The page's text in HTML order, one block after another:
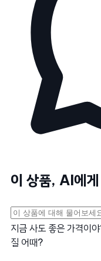
이 상품, AI에
지금 사도 좋은 가격이
질 어때?